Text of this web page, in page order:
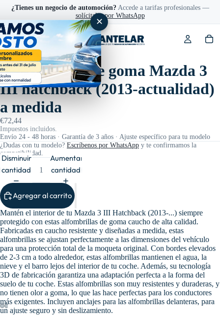
¿Tienes un negocio de automoción?Accede a tarifas profesionales —
solícitalas por WhatsApp
✕
Ref: 200813
Alfombrillas de goma Mazda 3
III hatchback (2013-actualidad)
a medida
€72,44
Impuestos incluidos.
Envío 24 - 48 horas · Garantía de 3 años · Ajuste específico para tu modelo
¿Dudas con tu modelo? Escríbenos por WhatsApp y te confirmamos la
compatibilidad.
Disminuir
cantidad
Aumentar
cantidad
Agregar al carrito
Mantén el interior de tu Mazda 3 III Hatchback (2013-...) siempre
protegido con estas alfombrillas de goma caucho de alta calidad.
Fabricadas en caucho resistente y diseñadas a medida, estas
alfombrillas se ajustan perfectamente a las dimensiones del vehículo
para una protección total de la moqueta original. Con bordes elevados
de 2-3 cm a todo alrededor, estas alfombrillas mantienen el agua, la
nieve y el barro lejos del interior de tu coche. Además, su tecnología
3D de fabricación garantiza una adaptación perfecta a la forma del
suelo de tu coche. Estas alfombrillas son muy resistentes y duraderas, y
no tienen olor a goma, lo que las hace perfectas para los conductores
más exigentes. Incluyen anclajes para las alfombrillas delanteras, para
un ajuste seguro y sin deslizamiento.